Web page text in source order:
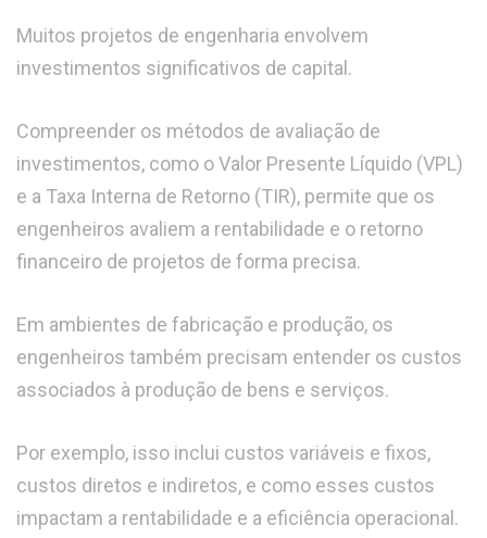
Muitos projetos de engenharia envolvem
investimentos significativos de capital.
Compreender os métodos de avaliação de
investimentos, como o Valor Presente Líquido (VPL)
e a Taxa Interna de Retorno (TIR), permite que os
engenheiros avaliem a rentabilidade e o retorno
financeiro de projetos de forma precisa.
Em ambientes de fabricação e produção, os
engenheiros também precisam entender os custos
associados à produção de bens e serviços.
Por exemplo, isso inclui custos variáveis e fixos,
custos diretos e indiretos, e como esses custos
impactam a rentabilidade e a eficiência operacional.